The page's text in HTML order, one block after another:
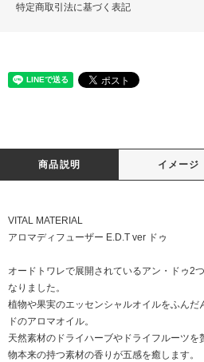
特定商取引法に基づく表記
商品説明 イメージ
VITAL MATERIAL
アロマディフューザー E.D.T ver ドゥ
オードトワレで展開されているアン・ドゥ2
なりました。
植物や果実のエッセンシャルオイルをふんだ
ドのアロマオイル。
天然素材のドライハーブやドライフルーツ
物本来の持つ素材の香りが五感を癒します。